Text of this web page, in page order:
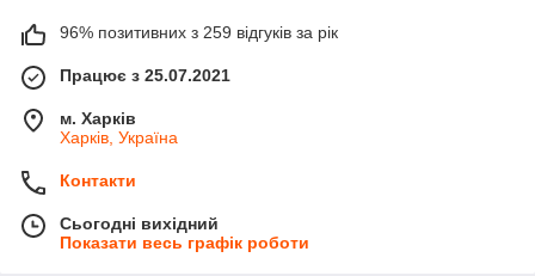
96% позитивних з 259 відгуків за рік
Працює з 25.07.2021
м. Харків
Харків, Україна
Контакти
Сьогодні вихідний
Показати весь графік роботи